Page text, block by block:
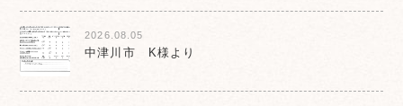
2026.08.05
中津川市 K様より